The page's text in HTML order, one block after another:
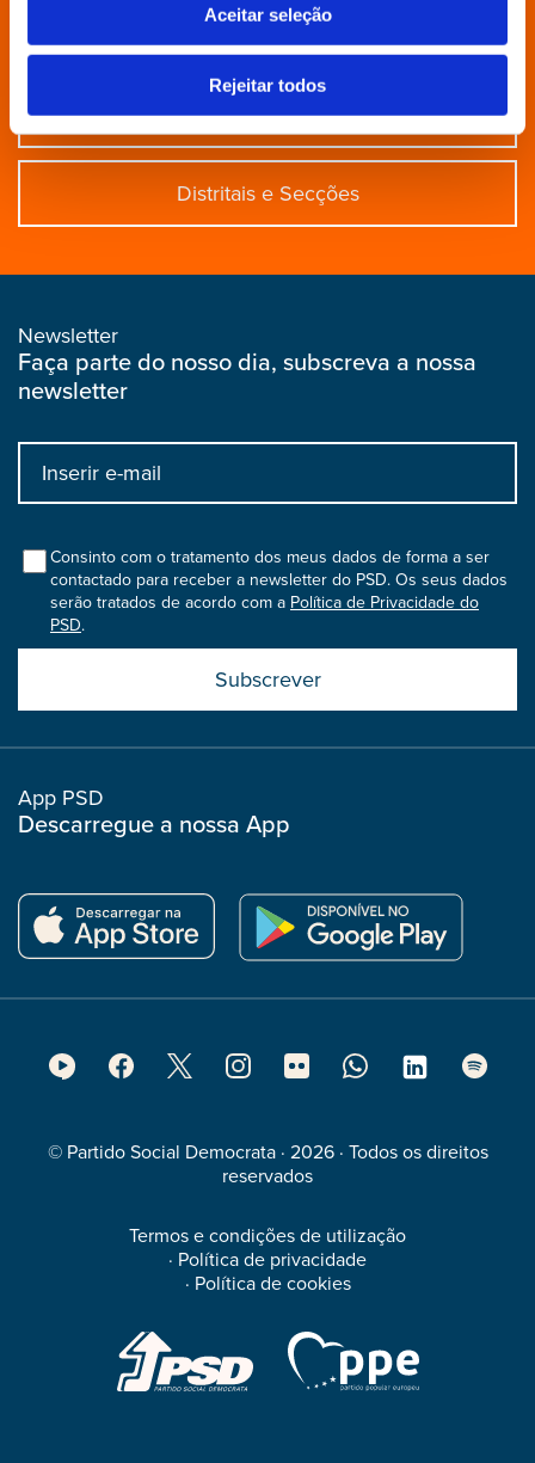
Aceitar seleção
Rejeitar todos
Aderir
Distritais e Secções
Newsletter
Faça parte do nosso dia, subscreva a nossa
newsletter
Input
bootstrap
colConsinto com o tratamento dos meus dados de forma a ser
contactado para receber a newsletter do PSD. Os seus dados
serão tratados de acordo com a Política de Privacidade do
PSD.
boostrap
col
App PSD
Descarregue a nossa App
© Partido Social Democrata · 2026 · Todos os direitos
reservados
Termos e condições de utilização
· Política de privacidade
· Política de cookies
Footer
Media